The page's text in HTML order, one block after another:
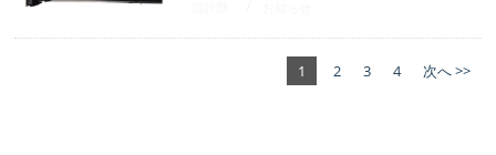
1 2 3 4 次へ >>